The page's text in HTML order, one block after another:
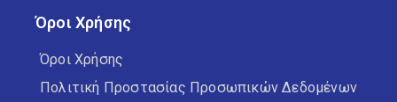
Όροι Χρήσης
Όροι Χρήσης
Πολιτική Προστασίας Προσωπικών Δεδομένων